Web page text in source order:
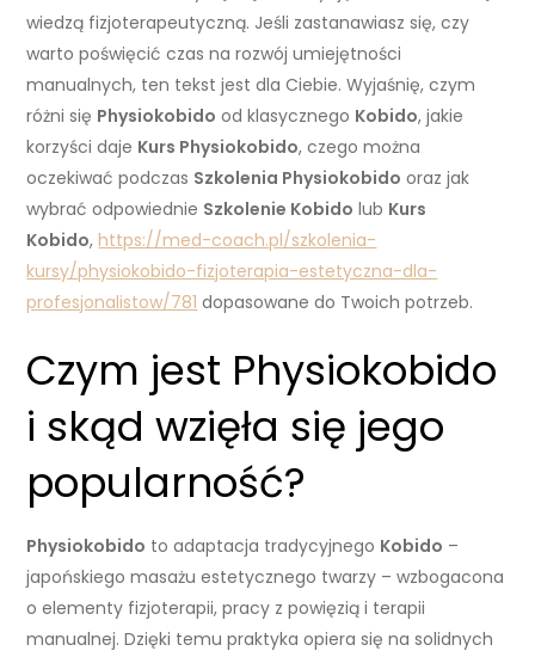
wiedzą fizjoterapeutyczną. Jeśli zastanawiasz się, czy
warto poświęcić czas na rozwój umiejętności
manualnych, ten tekst jest dla Ciebie. Wyjaśnię, czym
różni się Physiokobido od klasycznego Kobido, jakie
korzyści daje Kurs Physiokobido, czego można
oczekiwać podczas Szkolenia Physiokobido oraz jak
wybrać odpowiednie Szkolenie Kobido lub Kurs
Kobido,https://med-coach.pl/szkolenia-
kursy/physiokobido-fizjoterapia-estetyczna-dla-
profesjonalistow/781 dopasowane do Twoich potrzeb.
Czym jest Physiokobido
i skąd wzięła się jego
popularność?
Physiokobido to adaptacja tradycyjnego Kobido –
japońskiego masażu estetycznego twarzy – wzbogacona
o elementy fizjoterapii, pracy z powięzią i terapii
manualnej. Dzięki temu praktyka opiera się na solidnych